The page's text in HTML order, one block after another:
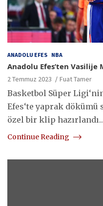
ANADOLU EFES NBA
Anadolu Efes’ten Vasilije
2 Temmuz 2023 Fuat Tamer
Basketbol Süper
Efes‘te yaprak
özel bir klip
Continue Reading